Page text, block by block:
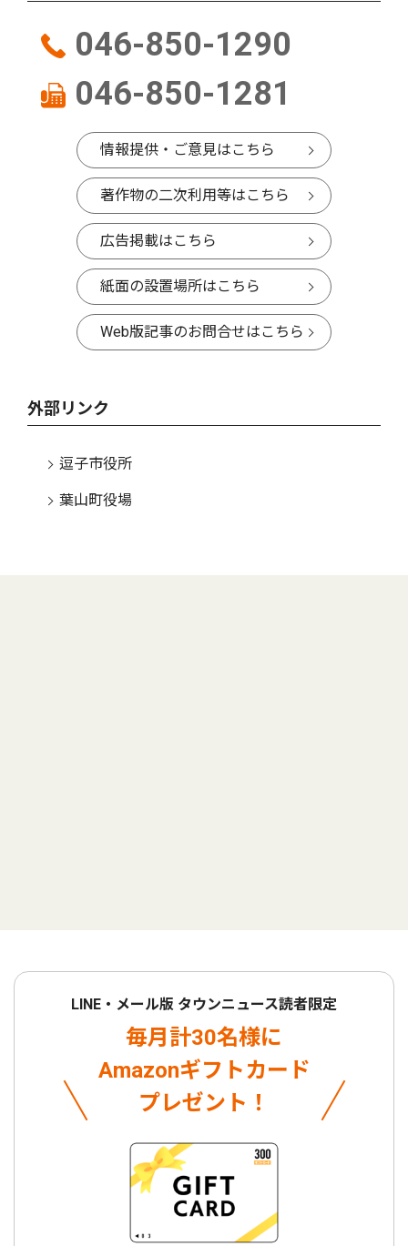
046-850-1290
046-850-1281
情報提供・ご意見はこちら
著作物の二次利用等はこちら
広告掲載はこちら
紙面の設置場所はこちら
Web版記事のお問合せはこちら
外部リンク
逗子市役所
葉山町役場
LINE・メール版 タウンニュース読者限定
毎月計30名様に
Amazonギフトカード
プレゼント！